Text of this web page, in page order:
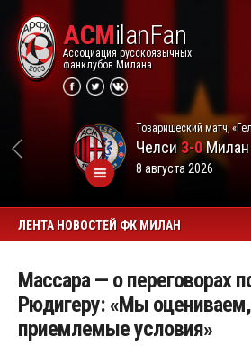
ACMilanFan
Ассоциация русскоязычных
фанклубов Милана
Товарищеский матч,
Челси3-0Милан
8 августа 2026
ЛЕНТА НОВОСТЕЙ ФК МИЛАН
Массара — о переговорах
Рюдигеру: «Мы
приемлемые условия»